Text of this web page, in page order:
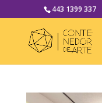
443 1399 337